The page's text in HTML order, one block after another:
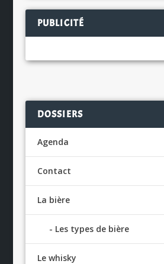
PUBLICITÉ
DOSSIERS
Agenda
Contact
La bière
Les types de bière
Le whisky